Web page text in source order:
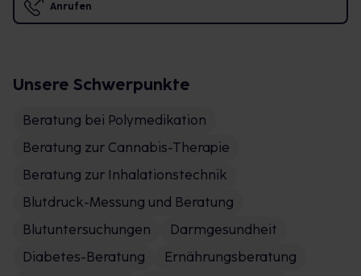
Anrufen
Unsere Schwerpunkte
Beratung bei Polymedikation
Beratung zur Cannabis-Therapie
Beratung zur Inhalationstechnik
Blutdruck-Messung und Beratung
Blutuntersuchungen
Darmgesundheit
Diabetes-Beratung
Ernährungsberatung